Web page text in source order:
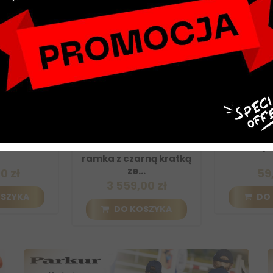
Joella
szeroki daszek - srebrna
ramka z czarną kratką
ze...
DO KOSZYKA
Bat do
Shine
DO